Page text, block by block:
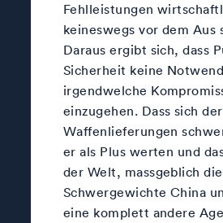
Fehlleistungen
keineswegs vor dem Aus
Daraus ergibt sich, dass
Sicherheit keine
irgendwelche
einzugehen. Dass sich
Waffenlieferungen
er als Plus werten und
der Welt, massgeblich die
Schwergewichte China
eine komplett andere